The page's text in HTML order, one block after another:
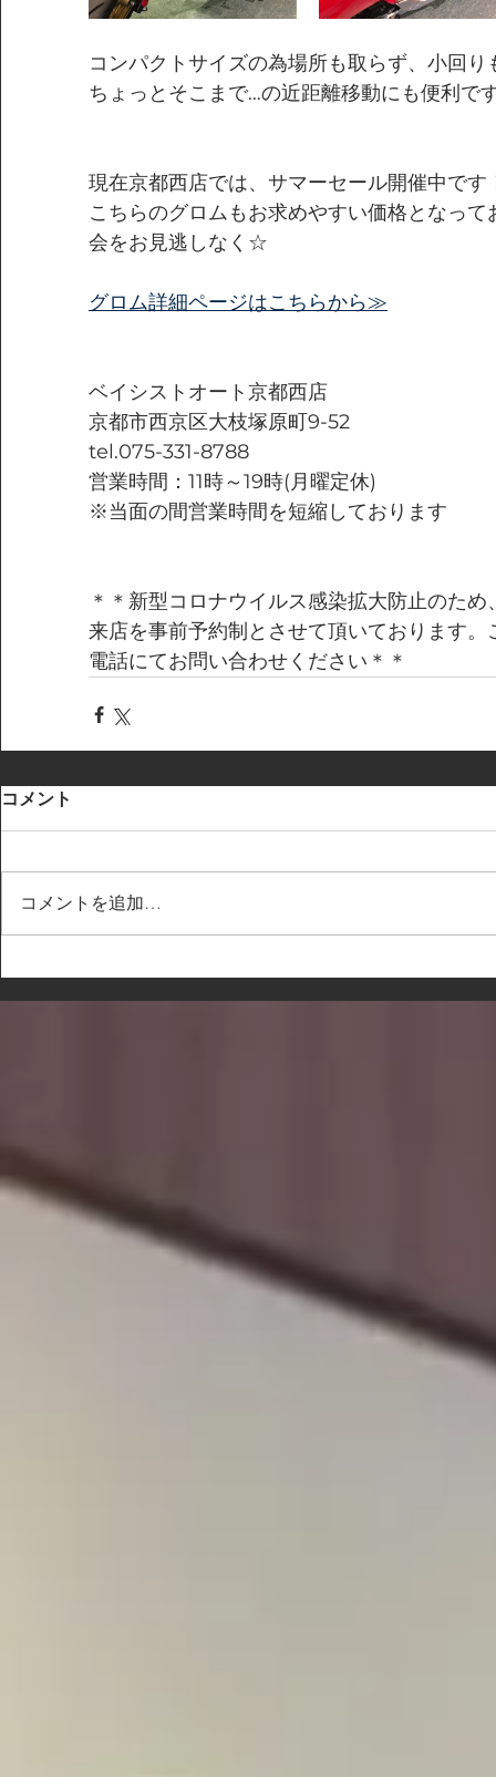
コンパクトサイズの為場所も取らず、小回り
ちょっとそこまで…の近距離移動にも便利で
現在京都西店では、サマーセール開催中です
こちらのグロムもお求めやすい価格となっ
会をお見逃しなく☆
グロム詳細ページはこちらから≫
ベイシストオート京都西店
京都市西京区大枝塚原町9-52
tel.075-331-8788
営業時間：11時～19時(月曜定休)
※当面の間営業時間を短縮しております
＊＊新型コロナウイルス感染拡大防止のた
来店を事前予約制とさせて頂いております
電話にてお問い合わせください＊＊
コメント
コメントを追加…